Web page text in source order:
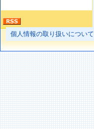
個人情報の取り扱いについて